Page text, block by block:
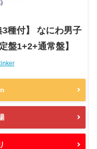
種付】 なにわ男子
盤1+2+通常盤】